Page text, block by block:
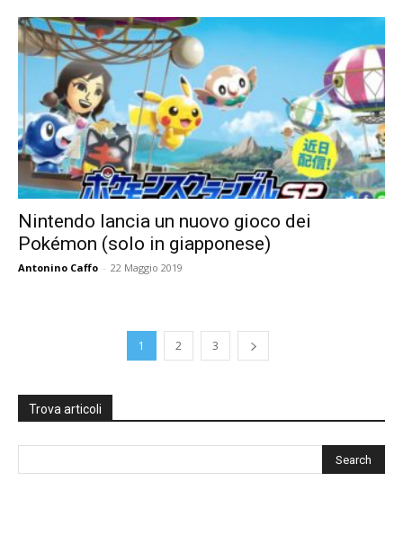
Nintendo lancia un nuovo gioco dei
Pokémon (solo in giapponese)
Antonino Caffo - 22 Maggio 2019
1 2 3
Trova articoli